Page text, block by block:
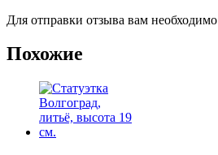
Для отправки отзыва вам необходимо
Похожие